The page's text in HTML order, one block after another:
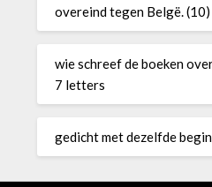
overeind tegen Belgë.
wie schreef de boeken
7 letters
gedicht met dezelfde